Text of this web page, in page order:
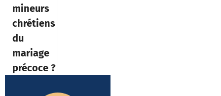
mineurs
chrétiens
du
mariage
précoce ?